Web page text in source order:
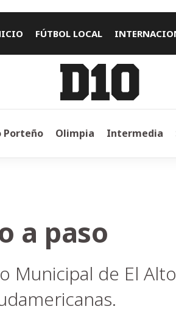
FÚTBOL LOCAL
Porteño Olimpia Intermedia
a paso
Municipal de El